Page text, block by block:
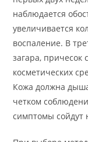
наблюдается
увеличивается
воспаление. В
загара,
косметических
Кожа должна
четком
симптомы сойдут